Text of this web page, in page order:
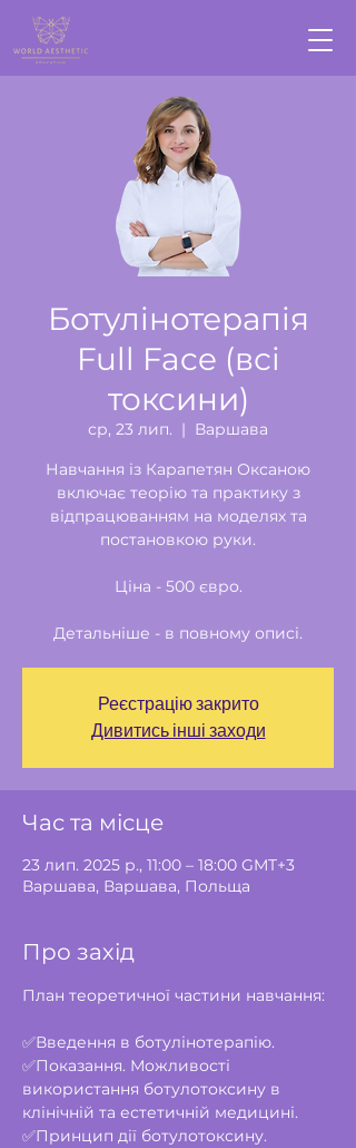
Ботулінотерапія
Full Face (всі
токсини)
ср, 23 лип.
  |
Варшава
Навчання із Карапетян Оксаною
включає теорію та практику з
відпрацюванням на моделях та
постановкою руки.
Ціна - 500 євро.
Детальніше - в повному описі.
Реєстрацію закрито
Дивитись інші заходи
Час та місце
23 лип. 2025 р., 11:00 – 18:00 GMT+3
Варшава, Варшава, Польща
Про захід
План теоретичної частини навчання:
✅Введення в ботулінотерапію.
✅Показання. Можливості
використання ботулотоксину в
клінічній та естетичній медицині.
✅Принцип дії ботулотоксину.